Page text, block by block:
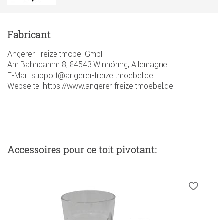
Fabricant
Angerer Freizeitmöbel GmbH
Am Bahndamm 8, 84543 Winhöring, Allemagne
E-Mail: support@angerer-freizeitmoebel.de
Webseite: https://www.angerer-freizeitmoebel.de
Accessoires pour ce toit pivotant: